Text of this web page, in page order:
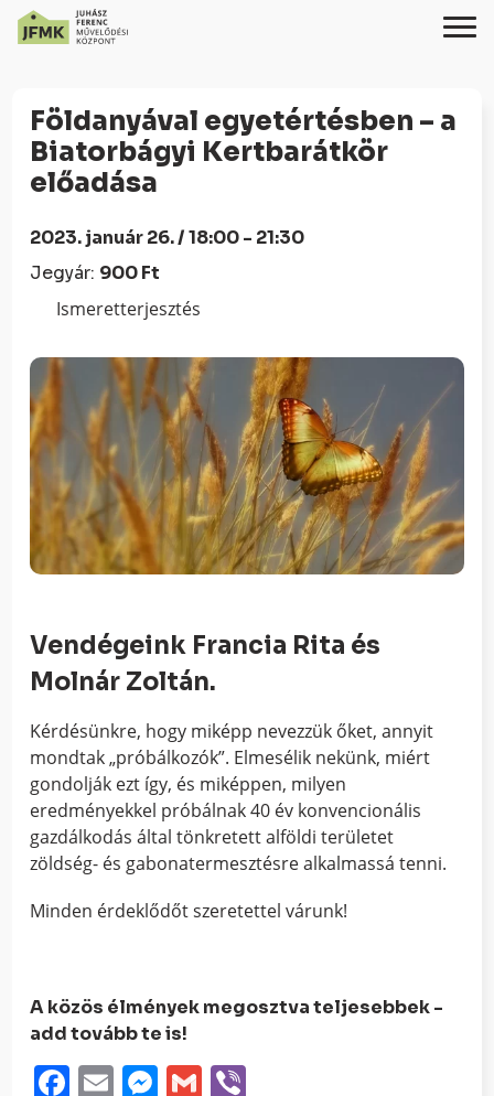
Content
navigációhoz
Földanyával egyetértésben – a
Biatorbágyi Kertbarátkör
előadása
2023. január 26. / 18:00 - 21:30
Jegyár: 900 Ft
Ismeretterjesztés
Vendégeink Francia Rita és
Molnár Zoltán.
Kérdésünkre, hogy miképp nevezzük őket, annyit
mondtak „próbálkozók”. Elmesélik nekünk, miért
gondolják ezt így, és miképpen, milyen
eredményekkel próbálnak 40 év konvencionális
gazdálkodás által tönkretett alföldi területet
zöldség- és gabonatermesztésre alkalmassá tenni.
Minden érdeklődőt szeretettel várunk!
A közös élmények megosztva teljesebbek -
add tovább te is!
Facebook
EmailMessenger
Gmail